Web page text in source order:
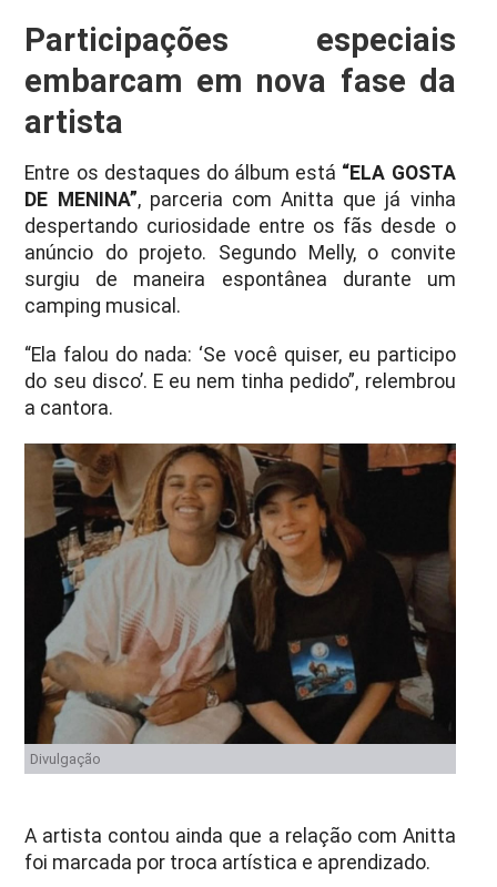
Participações especiais
embarcam em nova fase da
artista
Entre os destaques do álbum está “ELA GOSTA
DE MENINA”, parceria com Anitta que já vinha
despertando curiosidade entre os fãs desde o
anúncio do projeto. Segundo Melly, o convite
surgiu de maneira espontânea durante um
camping musical.
“Ela falou do nada: ‘Se você quiser, eu participo
do seu disco’. E eu nem tinha pedido”, relembrou
a cantora.
Divulgação
A artista contou ainda que a relação com Anitta
foi marcada por troca artística e aprendizado.